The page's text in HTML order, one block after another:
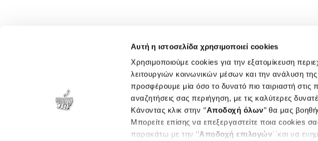
Αυτή η ιστοσελίδα χρησιμοποιεί cookies
Χρησιμοποιούμε cookies για την εξατομίκευση
λειτουργιών κοινωνικών μέσων και την ανάλυση
προσφέρουμε μία όσο το δυνατό πιο ταιριαστή στις
αναζητήσεις σας περιήγηση, με τις καλύτερες
Κάνοντας κλικ στην ‘’Αποδοχή όλων’’ θα μας
Μπορείτε επίσης να επεξεργαστείτε ποια cookies
παρακάτω με την ‘’Αποδοχή επιλογών΄΄και να